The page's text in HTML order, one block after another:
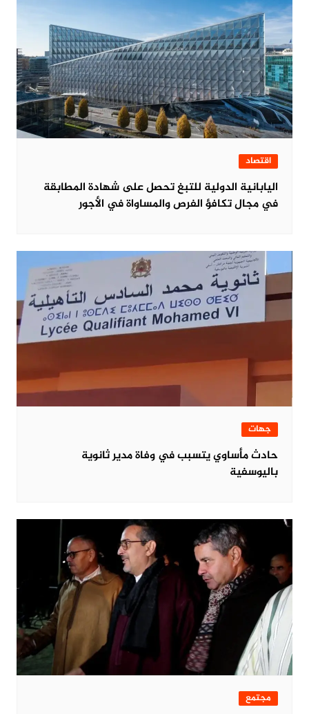
اقتصاد
اليابانية الدولية للتبغ تحصل على شهادة المطابقة
في مجال تكافؤ الفرص والمساواة في الأجور
جهات
حادث مأساوي يتسبب في وفاة مدير ثانوية
باليوسفية
مجتمع